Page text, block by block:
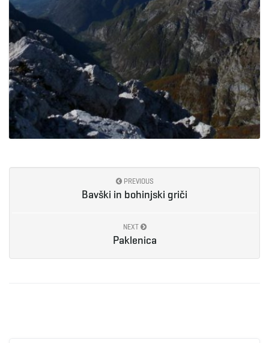
PREVIOUS
Bavški in bohinjski griči
NEXT
Paklenica